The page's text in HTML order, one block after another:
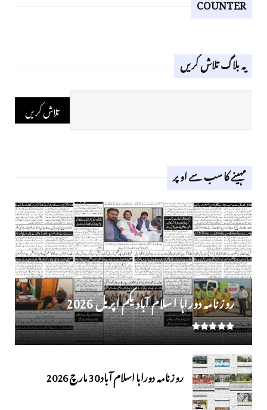
یہ بلاگ تلاش کریں
مہینے کا سب سے اوپر
روز نامہ دوراہا اسلام آباد یکم اپریل 2026
روزنامہ دوراہا اسلام آباد 30 مارچ 2026